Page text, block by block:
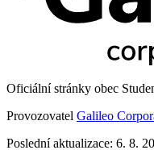
Oficiální stránky obec
Provozovatel Galileo
Poslední aktualizace: 6. 8.